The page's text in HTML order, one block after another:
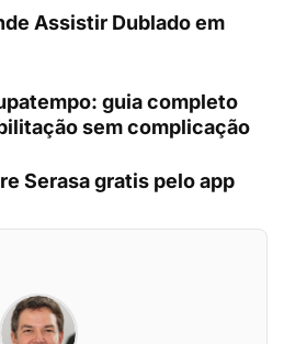
Assistir Dublado em
guia completo
sem complicação
Serasa gratis pelo app